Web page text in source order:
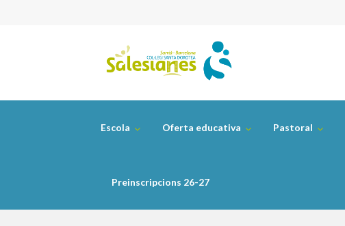
Escola Oferta educativa Pastoral
Preinscripcions 26-27